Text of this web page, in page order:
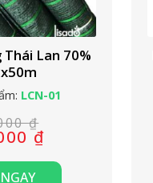
Lan 70%
LCN-01
₫
Giá
là:
₫
Giá
tại